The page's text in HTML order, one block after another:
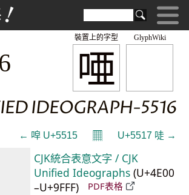
GlyphWiki
唖
裝置上的字型
IDEOGRAPH-5516
← 唕 U+5515 𝄜 U+5517 唗 →
CJK統合表意文字 / CJK
Unified Ideographs (U+4E00
–U+9FFF)
PDF表格